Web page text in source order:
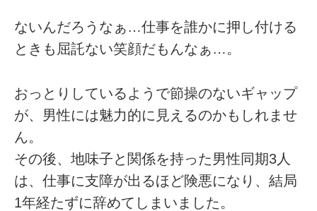
ないんだろうなぁ…仕事を誰かに押し付ける
ときも屈託ない笑顔だもんなぁ…。
おっとりしているようで節操のないギャップ
が、男性には魅力的に見えるのかもしれませ
ん。
その後、地味子と関係を持った男性同期3人
は、仕事に支障が出るほど険悪になり、結局
1年経たずに辞めてしまいました。